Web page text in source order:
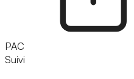
PAC
Suivi